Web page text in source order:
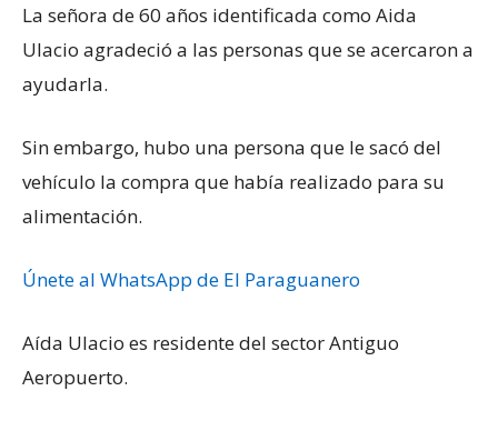
La señora de 60 años identificada como Aida
Ulacio agradeció a las personas que se acercaron a
ayudarla.
Sin embargo, hubo una persona que le sacó del
vehículo la compra que había realizado para su
alimentación.
Únete al WhatsApp de El Paraguanero
Aída Ulacio es residente del sector Antiguo
Aeropuerto.